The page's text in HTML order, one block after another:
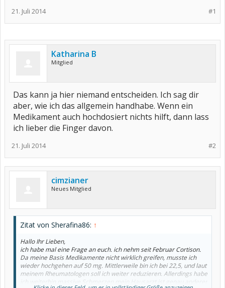
#1
21. Juli 2014
Katharina B
Mitglied
Das kann ja hier niemand entscheiden. Ich sag dir
aber, wie ich das allgemein handhabe. Wenn ein
Medikament auch hochdosiert nichts hilft, dann lass
ich lieber die Finger davon.
#2
21. Juli 2014
cimzianer
Neues Mitglied
Zitat von Sherafina86: ↑
Hallo Ihr Lieben,
ich habe mal eine Frage an euch. ich nehm seit Februar Cortison.
Da meine Basis Medikamente nicht wirklich greifen, musste ich
wieder hochgehen auf 50 mg. Mittlerweile bin ich bei 22,5, und laut
meinem Rheumatologen soll ich weiter reduzieren. Allerdings habe
ich weiterhin massive Schmerzen mein Hausarzt ist genau anderer